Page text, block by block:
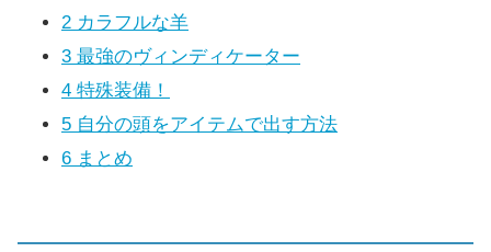
2 カラフルな羊
3 最強のヴィンディケーター
4 特殊装備！
5 自分の頭をアイテムで出す方法
6 まとめ